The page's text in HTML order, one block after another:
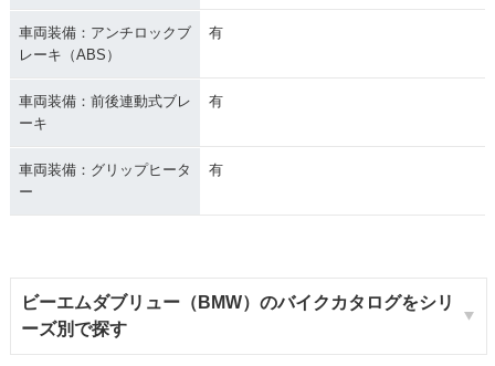
車両装備：アンチロックブ
レーキ（ABS）
有
車両装備：前後連動式ブレ
ーキ
有
車両装備：グリップヒータ
ー
有
ビーエムダブリュー（BMW）のバイクカタログをシリ
ーズ別で探す